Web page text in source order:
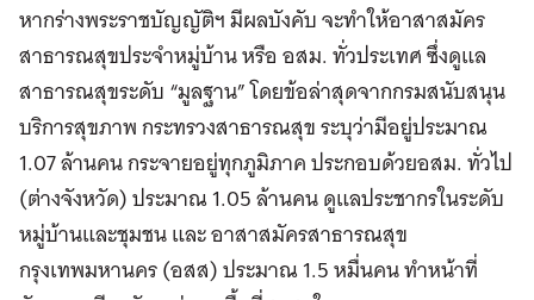
หากร่างพระราชบัญญัติฯ มีผลบังคับ จะทำให้อาสาสมัคร
สาธารณสุขประจำหมู่บ้าน หรือ อสม. ทั่วประเทศ ซึ่งดูแล
สาธารณสุขระดับ “มูลฐาน” โดยข้อล่าสุดจากกรมสนับสนุน
บริการสุขภาพ กระทรวงสาธารณสุข ระบุว่ามีอยู่ประมาณ
1.07 ล้านคน กระจายอยู่ทุกภูมิภาค ประกอบด้วยอสม. ทั่วไป
(ต่างจังหวัด) ประมาณ 1.05 ล้านคน ดูแลประชากรในระดับ
หมู่บ้านและชุมชน และ อาสาสมัครสาธารณสุข
กรุงเทพมหานคร (อสส) ประมาณ 1.5 หมื่นคน ทำหน้าที่